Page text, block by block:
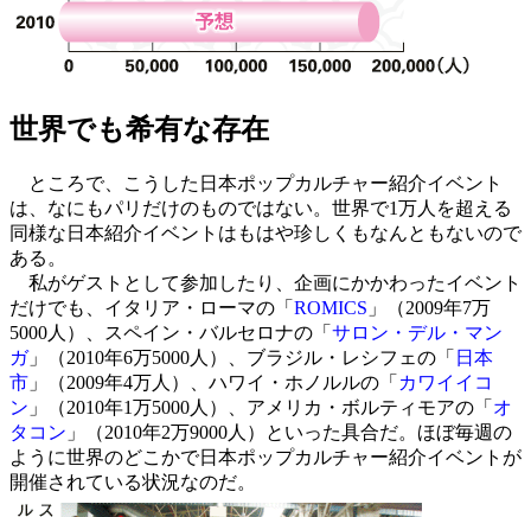
世界でも希有な存在
ところで、こうした日本ポップカルチャー紹介イベント
は、なにもパリだけのものではない。世界で1万人を超える
同様な日本紹介イベントはもはや珍しくもなんともないので
ある。
私がゲストとして参加したり、企画にかかわったイベント
だけでも、イタリア・ローマの「 ROMICS 」（2009年7万
5000人）、スペイン・バルセロナの「 サロン・デル・マン
ガ」（2010年6万5000人）、ブラジル・レシフェの「 日本
市 」（2009年4万人）、ハワイ・ホノルルの「 カワイイコ
ン 」（2010年1万5000人）、アメリカ・ボルティモアの「 オ
タコン 」（2010年2万9000人）といった具合だ。ほぼ毎週の
ように世界のどこかで日本ポップカルチャー紹介イベントが
開催されている状況なのだ。